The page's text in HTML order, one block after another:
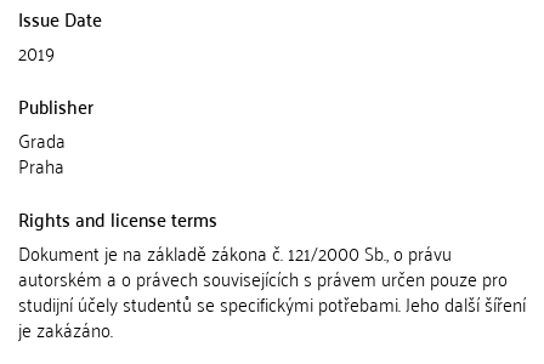
Issue Date
2019
Publisher
Grada
Praha
Rights and license terms
Dokument je na základě zákona č. 121/2000 Sb., o právu
autorském a o právech souvisejících s právem určen pouze pro
studijní účely studentů se specifickými potřebami. Jeho další šíření
je zakázáno.